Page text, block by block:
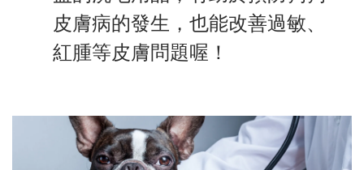
皮膚病的發生，也能改善過敏、
紅腫等皮膚問題喔！